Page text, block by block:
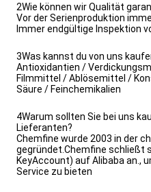
2Wie können wir Qualität
Vor der Serienproduktion
Immer endgültige Inspektion
3Was kannst du von uns
Antioxidantien /
Filmmittel / Ablösemittel /
Säure / Feinchemikalien
4Warum sollten Sie bei uns
Lieferanten?
Chemfine wurde 2003 in der
gegründet.Chemfine schließt
KeyAccount) auf Alibaba an.,
Service zu bieten